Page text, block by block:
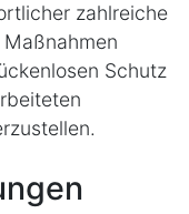
zahlreiche
Schutz